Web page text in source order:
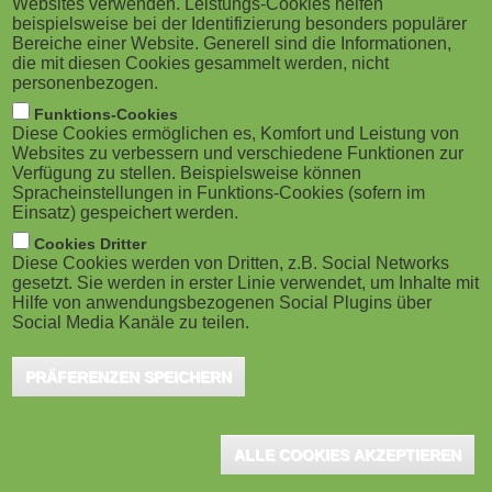
M
o
b
i
l
e
)
g
a
o
n
Innovationen" (KoLLI) an der DHBW
Karlsruhe ist nach zweijähriger Laufzeit planmäßig
beendet. Gefördert durch die Stiftung Innovation in der
Hochschullehre, wurden innovative Ansätze
partizipativer Hochschullehre entwickelt, erprobt und
empirisch untersucht. Mit dem Abschluss der
Förderphase endet das Projekt formal – die
entwickelten Konzepte, Materialien und Erkenntnisse
werden jedoch weiter genutzt und in möglichen
Folgeinitiativen weiterentwickelt.
Das Fundament: Was bedeutet Partizipation?
Herausforderung, ein gemeinsames Verständnis von Partizipation
Websites verwenden. Leistungs-Cookies helfen
beispielsweise bei der Identifizierung besonders populärer
Bereiche einer Website. Generell sind die Informationen,
die mit diesen Cookies gesammelt werden, nicht
personenbezogen.
Funktions-Cookies
Diese Cookies ermöglichen es, Komfort und Leistung von
Websites zu verbessern und verschiedene Funktionen zur
Verfügung zu stellen. Beispielsweise können
Spracheinstellungen in Funktions-Cookies (sofern im
Einsatz) gespeichert werden.
Cookies Dritter
Diese Cookies werden von Dritten, z.B. Social Networks
gesetzt. Sie werden in erster Linie verwendet, um Inhalte mit
Hilfe von anwendungsbezogenen Social Plugins über
Social Media Kanäle zu teilen.
PRÄFERENZEN SPEICHERN
ALLE COOKIES AKZEPTIEREN